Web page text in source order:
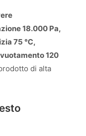
18.000 Pa,
75 ℃,
120
di alta